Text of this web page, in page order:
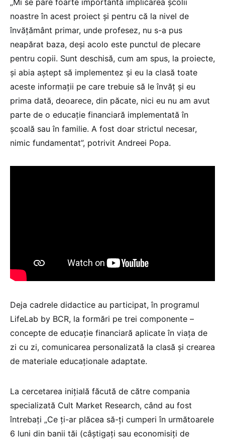
„Mi se pare foarte importantă implicarea școlii
noastre în acest proiect și pentru că la nivel de
învățământ primar, unde profesez, nu s-a pus
neapărat baza, deși acolo este punctul de plecare
pentru copii. Sunt deschisă, cum am spus, la proiecte,
și abia aștept să implementez și eu la clasă toate
aceste informații pe care trebuie să le învăț și eu
prima dată, deoarece, din păcate, nici eu nu am avut
parte de o educație financiară implementată în
școală sau în familie. A fost doar strictul necesar,
nimic fundamentat”, potrivit Andreei Popa.
Deja cadrele didactice au participat, în programul
LifeLab by BCR, la formări pe trei componente –
concepte de educație financiară aplicate în viața de
zi cu zi, comunicarea personalizată la clasă și crearea
de materiale educaționale adaptate.
La cercetarea inițială făcută de către compania
specializată Cult Market Research, când au fost
întrebați „Ce ți-ar plăcea să-ți cumperi în următoarele
6 luni din banii tăi (câștigați sau economisiți de